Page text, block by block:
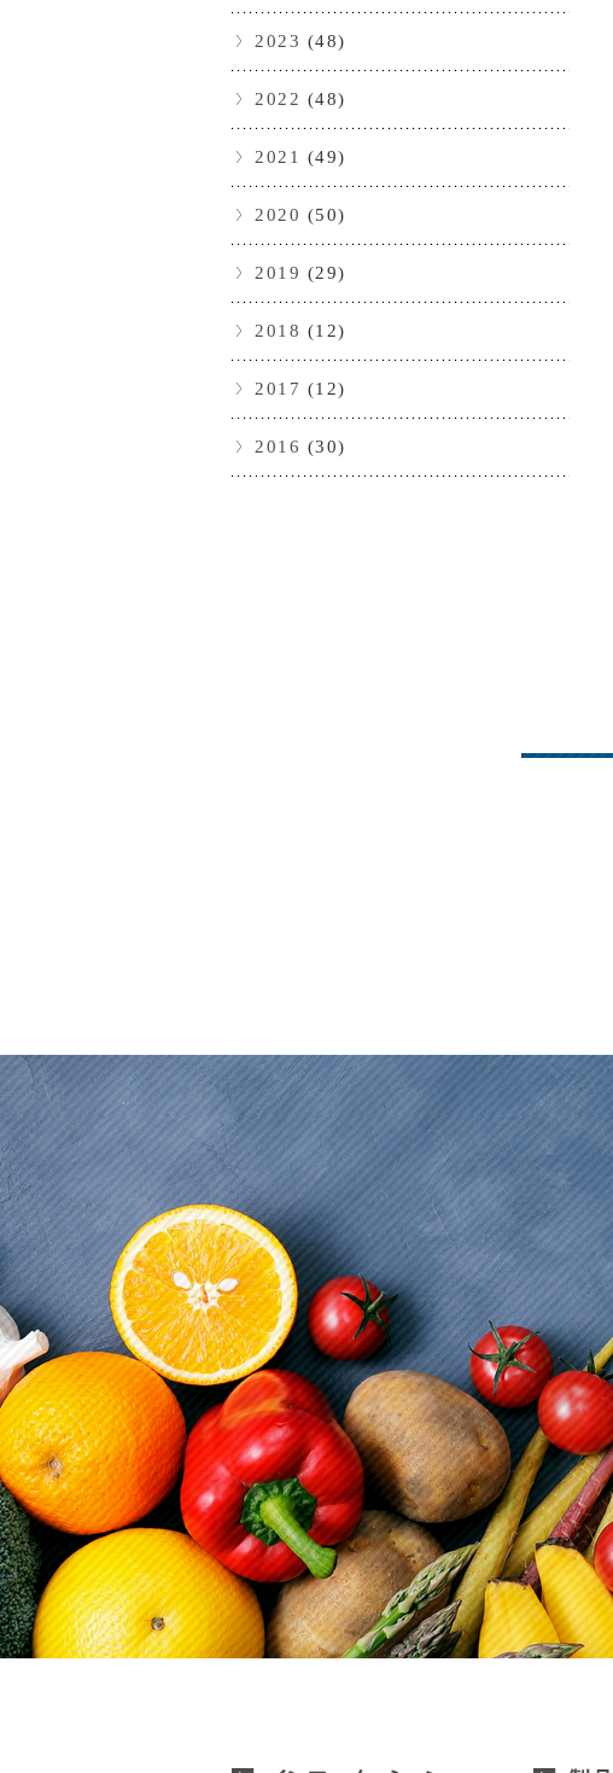
2023 (48)
2022 (48)
2021 (49)
2020 (50)
2019 (29)
2018 (12)
2017 (12)
2016 (30)